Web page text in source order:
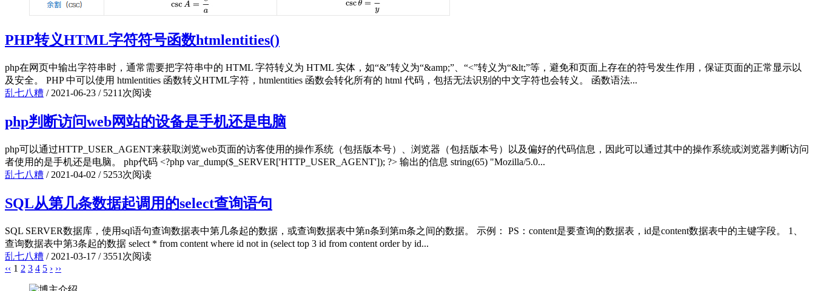
PHP转义HTML字符符号函数htmlentities()
php在网页中输出字符串时，通常需要把字符串中的 HTML 字符转义为 HTML 实体，如“&”转义为“&amp;”、“<”转义为“&lt;”等，避免和页面上存在的符号发生作用，保证页面的正常显示以
及安全。 PHP 中可以使用 htmlentities 函数转义HTML字符，htmlentities 函数会转化所有的 html 代码，包括无法识别的中文字符也会转义。 函数语法...
乱七八糟 / 2021-06-23 / 5211次阅读
php判断访问web网站的设备是手机还是电脑
php可以通过HTTP_USER_AGENT来获取浏览web页面的访客使用的操作系统（包括版本号）、浏览器（包括版本号）以及偏好的代码信息，因此可以通过其中的操作系统或浏览器判断访问
者使用的是手机还是电脑。 php代码 <?php var_dump($_SERVER['HTTP_USER_AGENT']); ?> 输出的信息 string(65) "Mozilla/5.0...
乱七八糟 / 2021-04-02 / 5253次阅读
SQL从第几条数据起调用的select查询语句
SQL SERVER数据库，使用sql语句查询数据表中第几条起的数据，或查询数据表中第n条到第m条之间的数据。 示例： PS：content是要查询的数据表，id是content数据表中的主键字段。 1、
查询数据表中第3条起的数据 select * from content where id not in (select top 3 id from content order by id...
乱七八糟 / 2021-03-17 / 3551次阅读
‹‹ 1 2 3 4 5 › ››